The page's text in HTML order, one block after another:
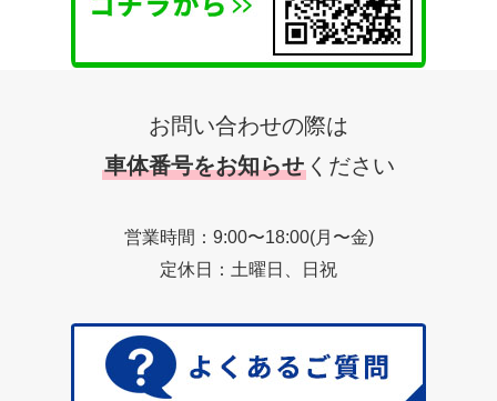
お問い合わせの際は
車体番号をお知らせ ください
営業時間：9:00〜18:00(月〜金)
定休日：土曜日、日祝